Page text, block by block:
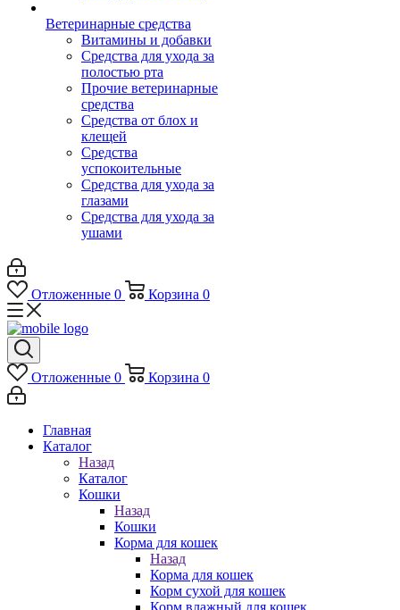
Ветеринарные средства
Витамины и добавки
Средства для ухода за
полостью рта
Прочие ветеринарные
средства
Средства от блох и
клещей
Средства
успокоительные
Средства для ухода за
глазами
Средства для ухода за
ушами
Отложенные 0 Корзина 0
Отложенные 0 Корзина 0
Главная
Каталог
Назад
Каталог
Кошки
Назад
Кошки
Корма для кошек
Назад
Корма для кошек
Корм сухой для кошек
Корм влажный для кошек